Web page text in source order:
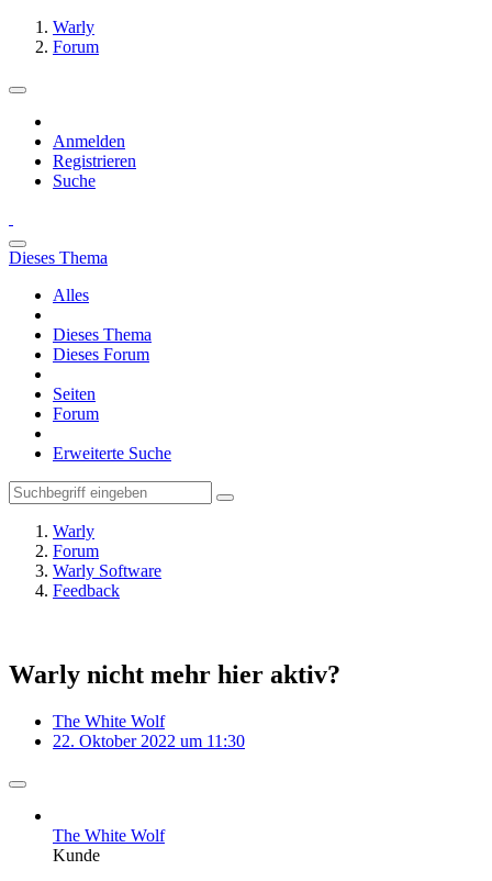
Warly
Forum
Anmelden
Registrieren
Suche
Dieses Thema
Alles
Dieses Thema
Dieses Forum
Seiten
Forum
Erweiterte Suche
Warly
Forum
Warly Software
Feedback
Warly nicht mehr hier aktiv?
The White Wolf
22. Oktober 2022 um 11:30
The White Wolf
Kunde